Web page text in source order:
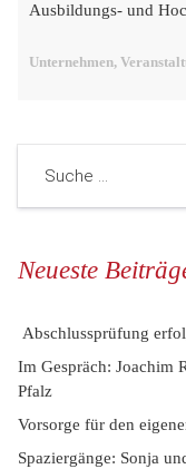
Ausbildungs- und
Unternehmen,
Neueste
Abschlussprüfung
Im Gespräch: Joachim
Pfalz
Vorsorge für den
Spaziergänge: Sonja